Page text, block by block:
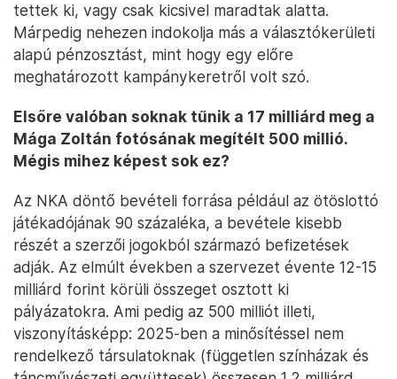
tettek ki, vagy csak kicsivel maradtak alatta.
Márpedig nehezen indokolja más a választókerületi
alapú pénzosztást, mint hogy egy előre
meghatározott kampánykeretről volt szó.
Elsőre valóban soknak tűnik a 17 milliárd meg a
Mága Zoltán fotósának megítélt 500 millió.
Mégis mihez képest sok ez?
Az NKA döntő bevételi forrása például az ötöslottó
játékadójának 90 százaléka, a bevétele kisebb
részét a szerzői jogokból származó befizetések
adják. Az elmúlt években a szervezet évente 12-15
milliárd forint körüli összeget osztott ki
pályázatokra. Ami pedig az 500 milliót illeti,
viszonyításképp: 2025-ben a minősítéssel nem
rendelkező társulatoknak (független színházak és